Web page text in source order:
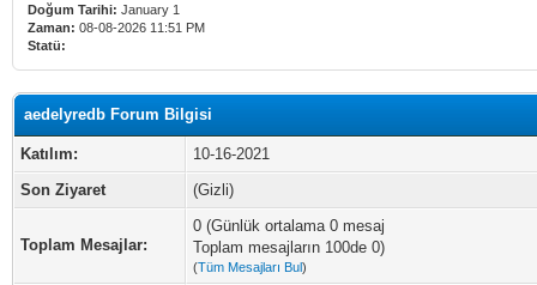
Doğum Tarihi: January 1
Zaman: 08-08-2026 11:51 PM
Statü:
aedelyredb Forum Bilgisi
Katılım:
10-16-2021
Son Ziyaret
(Gizli)
Toplam Mesajlar:
0 (Günlük ortalama 0 mesaj
Toplam mesajların 100de 0)
(Tüm Mesajları Bul)